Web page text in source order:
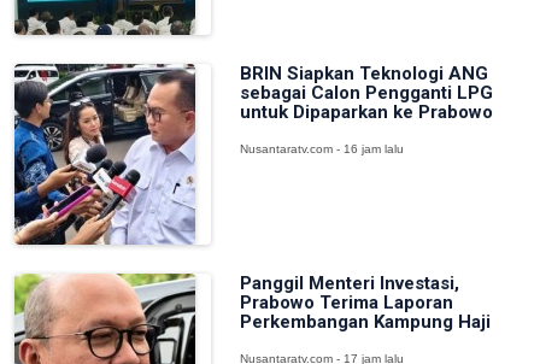
BRIN Siapkan Teknologi ANG
sebagai Calon Pengganti LPG
untuk Dipaparkan ke Prabowo
Nusantaratv.com - 16 jam lalu
Panggil Menteri Investasi,
Prabowo Terima Laporan
Perkembangan Kampung Haji
Nusantaratv.com - 17 jam lalu